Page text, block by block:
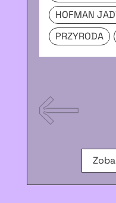
HOFMAN
PRZYRODA